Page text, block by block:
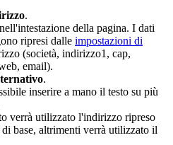
.
della pagina. I dati
ripresi dalle impostazioni di
(società, indirizzo1, cap,
email).
.
inserire a mano il testo su più
verrà utilizzato l'indirizzo ripreso
base, altrimenti verrà utilizzato il